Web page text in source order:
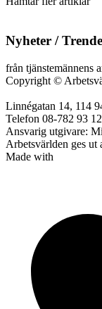
Nyheter /
från tjänstemännens
Copyright ©
Linnégatan 14, 114
Telefon 08-782 93
Ansvarig utgivare:
Arbetsvärlden ges ut
Made with